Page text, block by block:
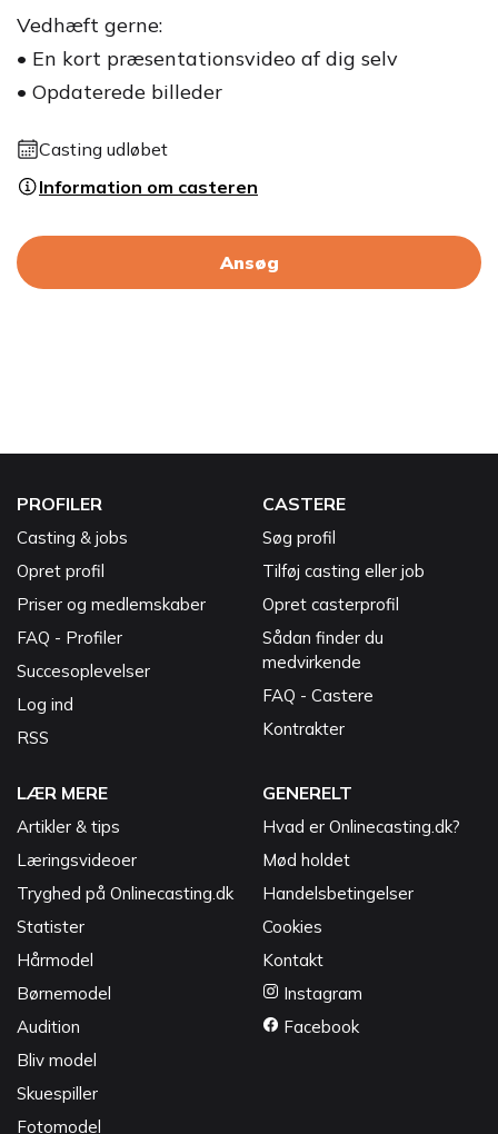
Vedhæft gerne:
• En kort præsentationsvideo af dig selv
• Opdaterede billeder
Casting udløbet
Information om casteren
Ansøg
PROFILER
Casting & jobs
Opret profil
Priser og medlemskaber
FAQ - Profiler
Succesoplevelser
Log ind
RSS
CASTERE
Søg profil
Tilføj casting eller job
Opret casterprofil
Sådan finder du
medvirkende
FAQ - Castere
Kontrakter
LÆR MERE
Artikler & tips
Læringsvideoer
Tryghed på Onlinecasting.dk
Statister
Hårmodel
Børnemodel
Audition
Bliv model
Skuespiller
Fotomodel
GENERELT
Hvad er Onlinecasting.dk?
Mød holdet
Handelsbetingelser
Cookies
Kontakt
Instagram
Facebook